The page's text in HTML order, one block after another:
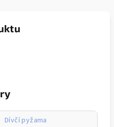
Dívčí pyžama